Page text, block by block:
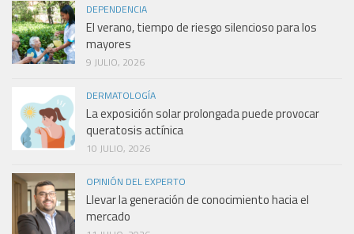
DEPENDENCIA
El verano, tiempo de riesgo silencioso para los
mayores
9 JULIO, 2026
DERMATOLOGÍA
La exposición solar prolongada puede provocar
queratosis actínica
10 JULIO, 2026
OPINIÓN DEL EXPERTO
Llevar la generación de conocimiento hacia el
mercado